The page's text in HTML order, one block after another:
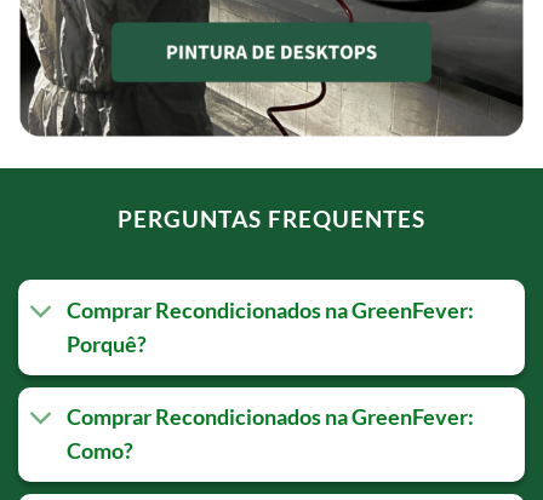
PERGUNTAS FREQUENTES
Comprar Recondicionados na GreenFever:
Porquê?
Comprar Recondicionados na GreenFever:
Como?